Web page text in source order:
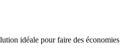
idéale pour faire des économies